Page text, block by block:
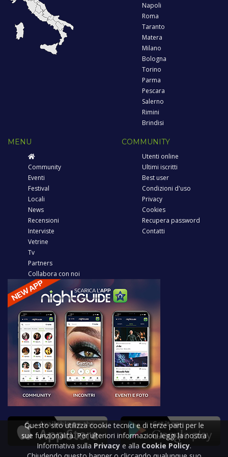
Napoli
Roma
Taranto
Matera
Milano
Bologna
Torino
Parma
Pescara
Salerno
Rimini
Brindisi
MENU
Community
Eventi
Festival
Locali
News
Recensioni
Interviste
Vetrine
Tv
Partners
Collabora con noi
COMMUNITY
Utenti online
Ultimi iscritti
Best user
Condizioni d'uso
Privacy
Cookies
Recupera password
Contatti
Questo sito utilizza cookie tecnici e di terze parti per le
sue funzionalità. Per ulteriori informazioni leggi la nostra
Informativa sulla Privacy e alla Cookie Policy.